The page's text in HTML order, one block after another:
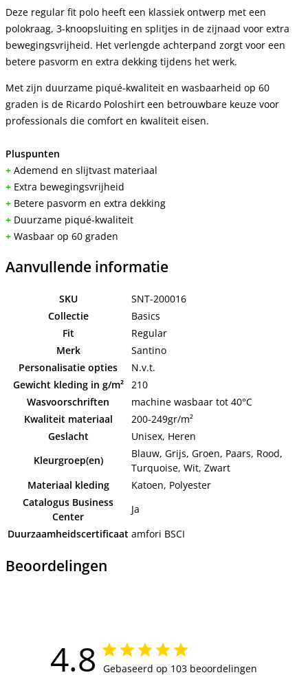
Deze regular fit polo heeft een klassiek ontwerp met een
polokraag, 3-knoopsluiting en splitjes in de zijnaad voor extra
bewegingsvrijheid. Het verlengde achterpand zorgt voor een
betere pasvorm en extra dekking tijdens het werk.
Met zijn duurzame piqué-kwaliteit en wasbaarheid op 60
graden is de Ricardo Poloshirt een betrouwbare keuze voor
professionals die comfort en kwaliteit eisen.
Pluspunten
+ Ademend en slijtvast materiaal
+ Extra bewegingsvrijheid
+ Betere pasvorm en extra dekking
+ Duurzame piqué-kwaliteit
+ Wasbaar op 60 graden
Aanvullende informatie
SKU
SNT-200016
Collectie
Basics
Fit
Regular
Merk
Santino
Personalisatie opties
N.v.t.
Gewicht kleding in g/m²
210
Wasvoorschriften
machine wasbaar tot 40°C
Kwaliteit materiaal
200-249gr/m²
Geslacht
Unisex, Heren
Kleurgroep(en)
Blauw, Grijs, Groen, Paars, Rood,
Turquoise, Wit, Zwart
Materiaal kleding
Katoen, Polyester
Catalogus Business
Center
Ja
Duurzaamheidscertificaat amfori BSCI
Beoordelingen
4.8 Gebaseerd op 103 beoordelingen